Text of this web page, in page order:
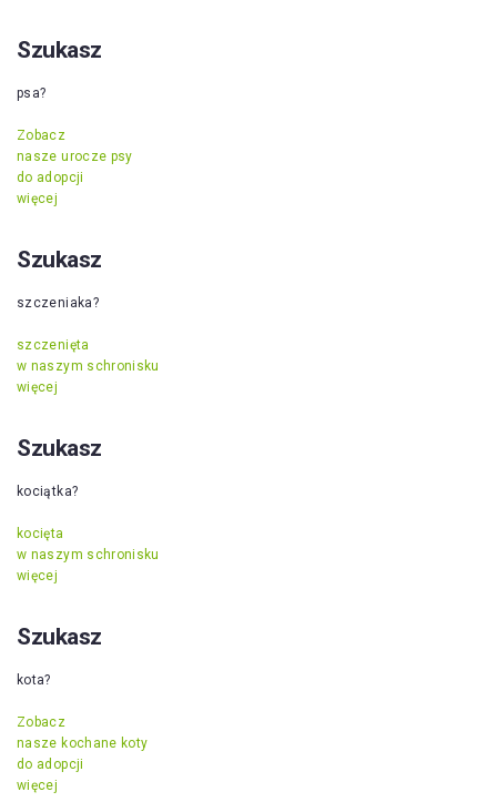
Szukasz
psa?
Zobacz
nasze urocze psy
do adopcji
więcej
Szukasz
szczeniaka?
szczenięta
w naszym schronisku
więcej
Szukasz
kociątka?
kocięta
w naszym schronisku
więcej
Szukasz
kota?
Zobacz
nasze kochane koty
do adopcji
więcej